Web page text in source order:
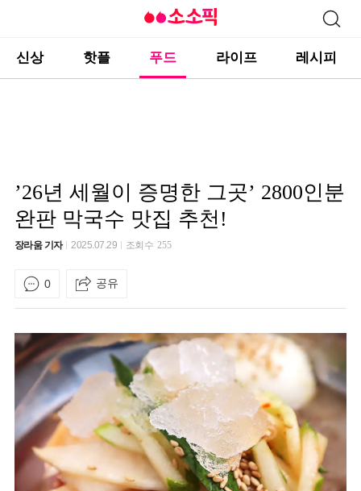
신상 핫플 푸드 라이프 레시피
’26년 세월이 증명한 그곳’ 2800인분
완판 막국수 맛집 추천!
장라움 기자 2025.07.29 조회수255
0 공유